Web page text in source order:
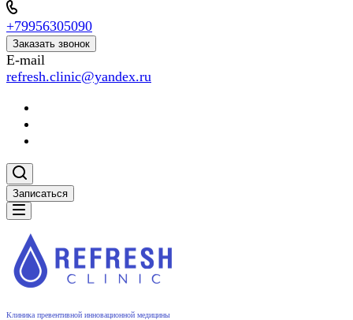
+79956305090
Заказать звонок
E-mail
refresh.clinic@yandex.ru
Записаться
Клиника превентивной инновационной медицины